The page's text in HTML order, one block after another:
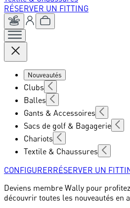
RÉSERVER UN FITTING
Nouveautés
Clubs
Balles
Gants & Accessoires
Sacs de golf & Bagagerie
Chariots
Textile & Chaussures
CONFIGURERRÉSERVER UN
Deviens membre Wally pour
découvrir toutes les nouveautés en